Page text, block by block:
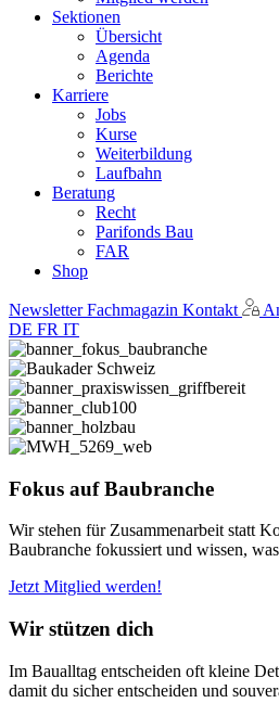
Sektionen
Übersicht
Agenda
Berichte
Karriere
Jobs
Kurse
Weiterbildung
Laufbahn
Beratung
Recht
Parifonds Bau
FAR
Shop
NewsletterFachmagazin Kontakt
DE FR IT
Fokus auf Baubranche
Wir stehen für Zusammenarbeit statt
Baubranche fokussiert und wissen,
Jetzt Mitglied werden!
Wir stützen dich
Im Baualltag entscheiden oft kleine
damit du sicher entscheiden und